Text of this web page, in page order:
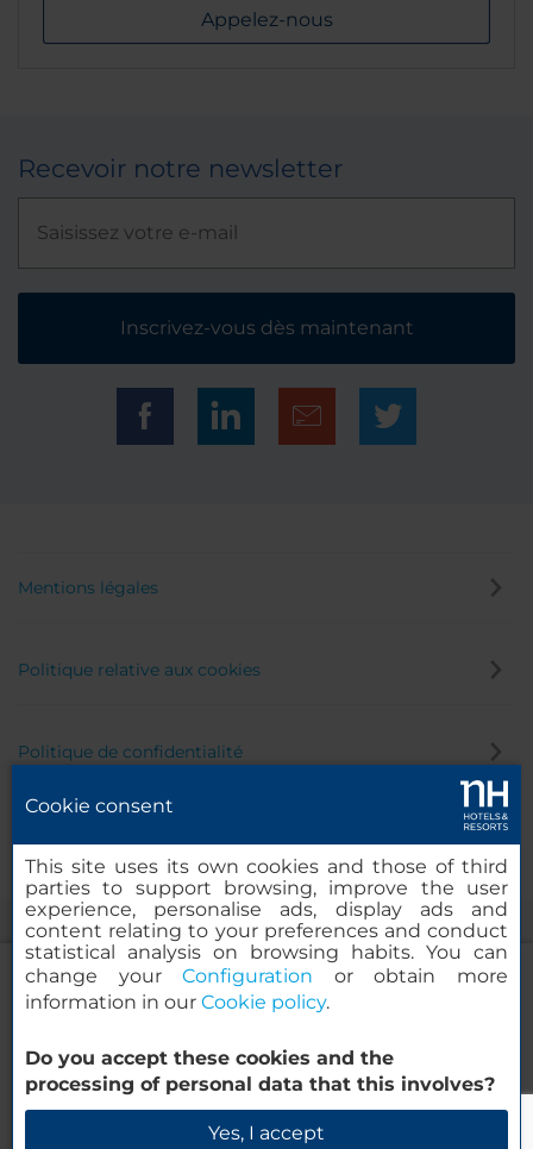
NH Collection Roma Giustiniano
Vérifier la disponibilité
Appelez-nous
Recevoir notre newsletter
Inscrivez-vous dès maintenant
Mentions légales
Politique relative aux cookies
Politique de confidentialité
© 2000-2026 MINOR HOTELS EUROPE & AMERICAS Santa Engracia
120. 28003 Madrid, Espagne
Cookie consent
This site uses its own cookies and those of third
parties to support browsing, improve the user
experience, personalise ads, display ads and
content relating to your preferences and conduct
statistical analysis on browsing habits. You can
change yourConfiguration or obtain more
information in our Cookie policy.
Do you accept these cookies and the
processing of personal data that this involves?
Yes, I accept